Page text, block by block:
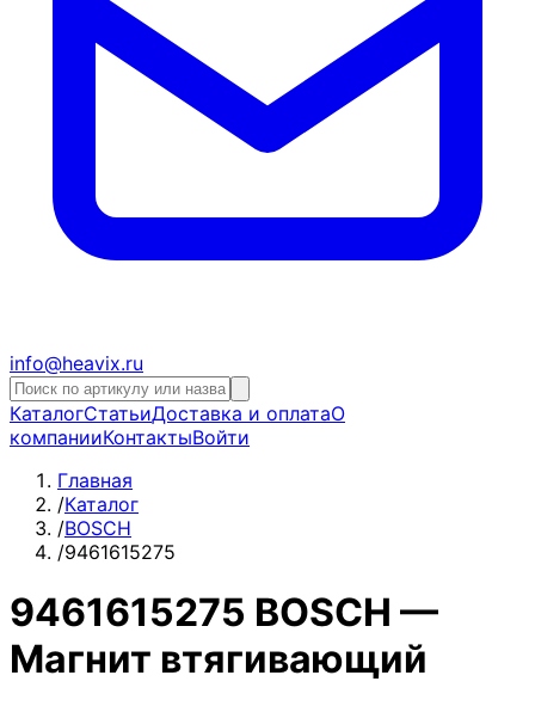
info@heavix.ru
КаталогСтатьиДоставка и оплатаО
компанииКонтактыВойти
Главная
/Каталог
/BOSCH
/9461615275
9461615275 BOSCH —
Магнит втягивающий